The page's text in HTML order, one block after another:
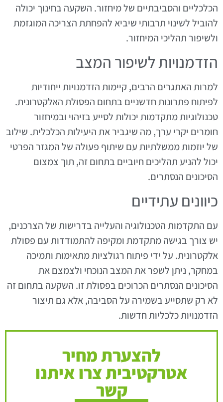
הכלכליים והסביבתיים של מיחזור. השקעה בחינוך יכולה
להוביל לשינוי תרבותי שיביא להפחתת הצריכה המוגזמת
ולשיפור תהליכי המיחזור.
הזדמנויות לשיפור המצב
למרות האתגרים הרבים, קיימות הזדמנויות ייחודיות
לפיתוח פתרונות חדשניים בתחום הפסולת האלקטרונית.
טכנולוגיות מתקדמות יכולות לסייע בזיהוי ובמיחזור
חומרים יקרי ערך, מה שיגביר את היעילות הכלכלית. שילוב
של יוזמות ממשלתיות עם שיתוף פעולה של המגזר הפרטי
יכול להניע תהליכים חיוביים בתחום זה, תוך צמצום
הסיכונים הנסתרים.
כיוונים עתידיים
עם התקדמות הטכנולוגיה והעלייה בדרישות של הצרכנים,
יש צורך בגישה מתקדמת ומקיפה להתמודדות עם פסולת
אלקטרונית. על ידי פיתוח רגולציות מתאימות ותמיכה
במחקר, ניתן לשפר את המצב הנוכחי ולצמצם את
הסיכונים הנסתרים הכרוכים בפסולת זו. השקעה בתחום זה
לא רק שתסייע בשמירה על הסביבה, אלא גם תיצור
הזדמנויות כלכליות חדשות.
להצערת מחיר
אטרקטיבית צרו איתנו
קשר